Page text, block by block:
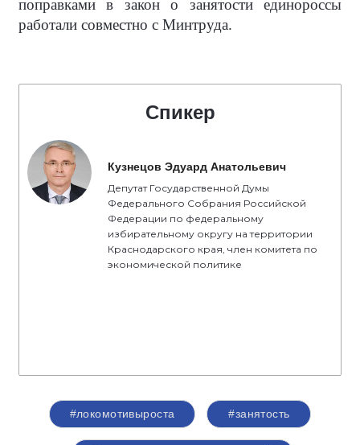
поправками в закон о занятости единороссы
работали совместно с Минтруда.
Спикер
Кузнецов Эдуард Анатольевич
Депутат Государственной Думы
Федерального Собрания Российской
Федерации по федеральному
избирательному округу на территории
Краснодарского края, член комитета по
экономической политике
#локомотивыроста #занятость